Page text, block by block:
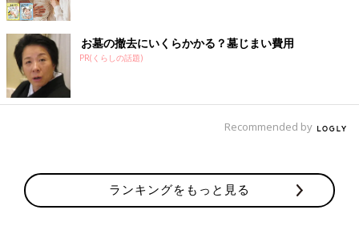
お墓の撤去にいくらかかる？墓じまい費用
PR(くらしの話題)
Recommended by
ランキングをもっと見る